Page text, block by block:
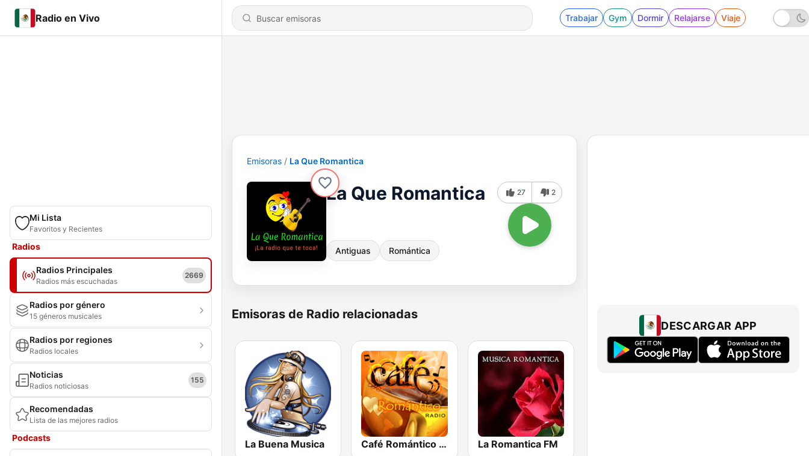
Radio en Vivo Trabajar Gym Dormir Relajarse Viaje
Mi Lista
Favoritos y Recientes
Radios
Radios Principales
Radios más escuchadas
2669
Radios por género
15 géneros musicales
Radios por regiones
Radios locales
Noticias
Radios noticiosas
155
Recomendadas
Lista de las mejores radios
Podcasts
Emisoras La Que Romantica
La Que Romantica
Antiguas Romántica
27 2
Emisoras de Radio relacionadas
La Buena Musica Café Romántico Radio La Romantica FM
DESCARGAR APP